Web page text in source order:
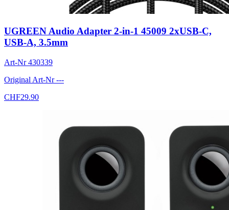
UGREEN Audio Adapter 2-in-1 45009 2xUSB-C,
USB-A, 3.5mm
Art-Nr430339
Original Art-Nr---
CHF29.90